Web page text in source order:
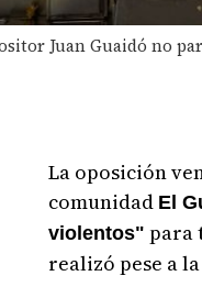
Juan Guaidó no
La oposición
comunidad El
violentos" para
realizó pese a